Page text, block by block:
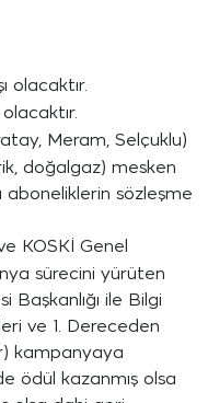
olacaktır.
Meram, Selçuklu)
doğalgaz) mesken
aboneliklerin sözleşme
KOSKİ Genel
sürecini yürüten
Başkanlığı ile Bilgi
ve 1. Dereceden
kampanyaya
ödül kazanmış olsa